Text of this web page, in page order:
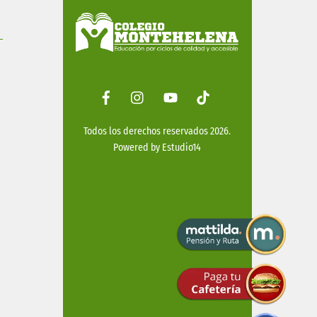
FacebookInstagramYoutube Tiktok
Todos los derechos reservados 2026.
Powered by Estudio14